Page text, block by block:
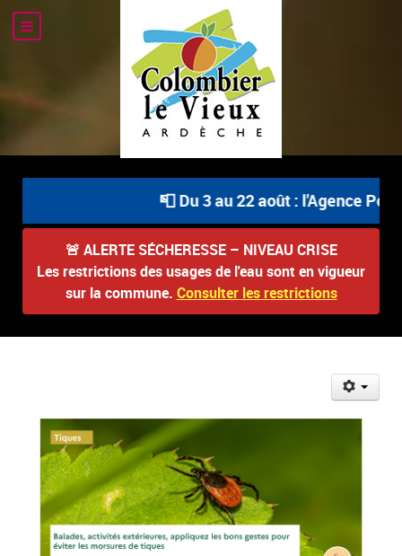
📮 Du 3 au 22 août : l'Agence
🚨 ALERTE SÉCHERESSE – NIVEAU CRISE
Les restrictions des usages de l'eau sont en vigueur
sur la commune. Consulter les restrictions